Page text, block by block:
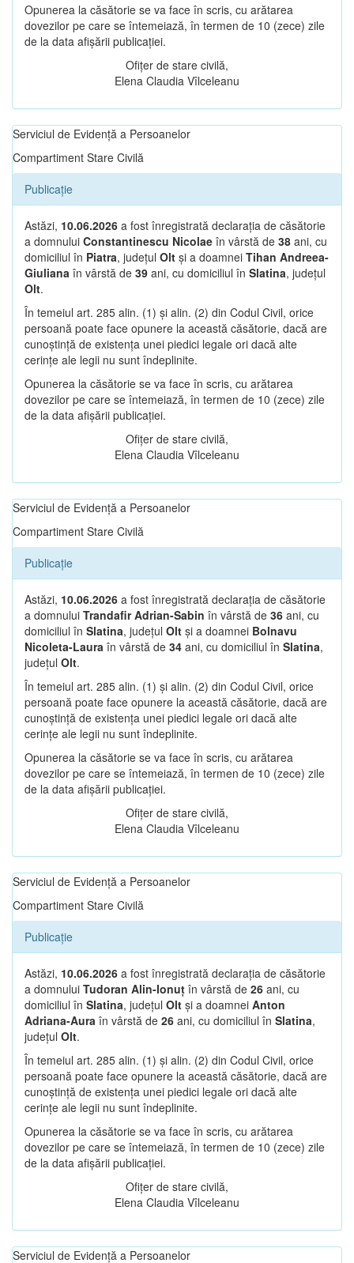
Opunerea la căsătorie se va face în scris, cu arătarea
dovezilor pe care se întemeiază, în termen de 10 (zece) zile
de la data afișării publicației.
Ofițer de stare civilă,
Elena Claudia Vîlceleanu
Serviciul de Evidență a Persoanelor
Compartiment Stare Civilă
Publicație
Astăzi, 10.06.2026 a fost înregistrată declarația de căsătorie
a domnului Constantinescu Nicolae în vârstă de 38 ani, cu
domiciliul în Piatra, județul Olt și a doamnei Tihan Andreea-
Giuliana în vârstă de 39 ani, cu domiciliul în Slatina, județul
Olt.
În temeiul art. 285 alin. (1) și alin. (2) din Codul Civil, orice
persoană poate face opunere la această căsătorie, dacă are
cunoștință de existența unei piedici legale ori dacă alte
cerințe ale legii nu sunt îndeplinite.
Opunerea la căsătorie se va face în scris, cu arătarea
dovezilor pe care se întemeiază, în termen de 10 (zece) zile
de la data afișării publicației.
Ofițer de stare civilă,
Elena Claudia Vîlceleanu
Serviciul de Evidență a Persoanelor
Compartiment Stare Civilă
Publicație
Astăzi, 10.06.2026 a fost înregistrată declarația de căsătorie
a domnului Trandafir Adrian-Sabin în vârstă de 36 ani, cu
domiciliul în Slatina, județul Olt și a doamnei Bolnavu
Nicoleta-Laura în vârstă de 34 ani, cu domiciliul în Slatina,
județul Olt.
În temeiul art. 285 alin. (1) și alin. (2) din Codul Civil, orice
persoană poate face opunere la această căsătorie, dacă are
cunoștință de existența unei piedici legale ori dacă alte
cerințe ale legii nu sunt îndeplinite.
Opunerea la căsătorie se va face în scris, cu arătarea
dovezilor pe care se întemeiază, în termen de 10 (zece) zile
de la data afișării publicației.
Ofițer de stare civilă,
Elena Claudia Vîlceleanu
Serviciul de Evidență a Persoanelor
Compartiment Stare Civilă
Publicație
Astăzi, 10.06.2026 a fost înregistrată declarația de căsătorie
a domnului Tudoran Alin-Ionuț în vârstă de 26 ani, cu
domiciliul în Slatina, județul Olt și a doamnei Anton
Adriana-Aura în vârstă de 26 ani, cu domiciliul în Slatina,
județul Olt.
În temeiul art. 285 alin. (1) și alin. (2) din Codul Civil, orice
persoană poate face opunere la această căsătorie, dacă are
cunoștință de existența unei piedici legale ori dacă alte
cerințe ale legii nu sunt îndeplinite.
Opunerea la căsătorie se va face în scris, cu arătarea
dovezilor pe care se întemeiază, în termen de 10 (zece) zile
de la data afișării publicației.
Ofițer de stare civilă,
Elena Claudia Vîlceleanu
Serviciul de Evidență a Persoanelor